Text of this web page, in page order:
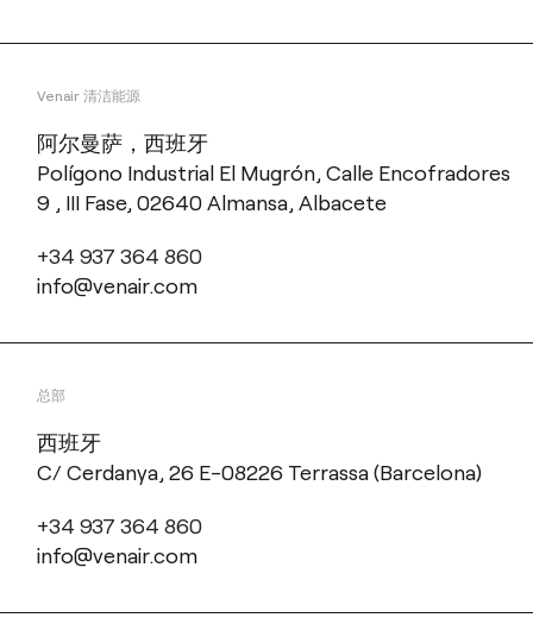
Venair 清洁能源
阿尔曼萨，西班牙
Polígono Industrial El Mugrón, Calle Encofradores
9 , III Fase, 02640 Almansa, Albacete
+34 937 364 860
info@venair.com
总部
西班牙
C/ Cerdanya, 26 E-08226 Terrassa (Barcelona)
+34 937 364 860
info@venair.com